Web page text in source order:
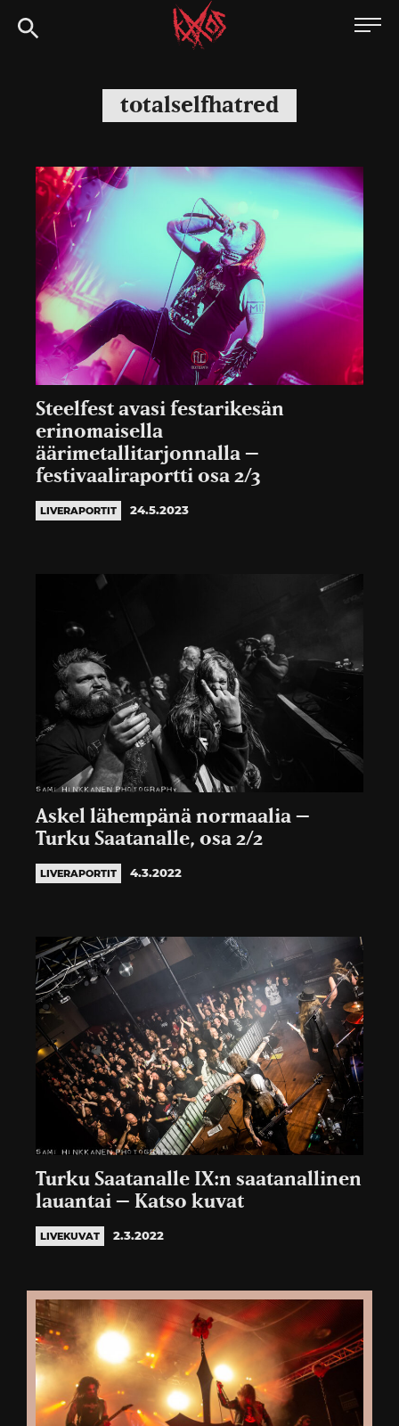
Siirry
suoraan
Kaaoszine
totalselfhatred
Steelfest avasi festarikesän
erinomaisella
äärimetallitarjonnalla –
festivaaliraportti osa 2/3
LIVERAPORTIT 24.5.2023
Askel lähempänä normaalia –
Turku Saatanalle, osa 2/2
LIVERAPORTIT 4.3.2022
Turku Saatanalle IX:n saatanallinen
lauantai – Katso kuvat
LIVEKUVAT 2.3.2022